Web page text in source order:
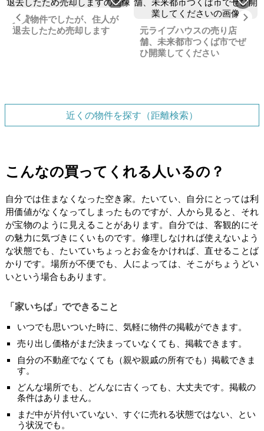
Previous
賃貸物件でしたが、住人が
退去したため売却します
元ライブハウスの売り店
舗、未来都市つくば市でぜ
ひ開業してください
近くの物件を探す（距離検索）
こんなの買ってくれる人いるの？
自分では住まなくなった空き家。たいてい、自分にとっては利
用価値がなくなってしまったものですが、人から見ると、それ
が宝物のように見えることがあります。自分では、客観的にそ
の魅力に気づきにくいものです。修理しなければ使えないよう
な状態でも、たいていちょっとお金をかければ、直せることば
かりです。場所が不便でも、人によっては、そこがちょうどい
いという場合もあります。
「家いちば」でできること
いつでも思いついた時に、気軽に物件の掲載ができます。
売り出し価格がまだ決まっていなくても、掲載できます。
自分の不動産でなくても（親や親戚の所有でも）掲載できま
す。
どんな場所でも、どんなに古くっても、大丈夫です。掲載の
条件はありません。
まだ中が片付いていない、すぐに売れる状態ではない、とい
う状況でも。